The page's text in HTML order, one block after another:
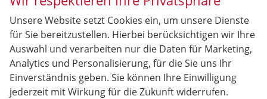
Sicherheit & Assistenz
Fahrer und Beifahrerairbag (Beifahrerairbag deaktivierbar)
vorhanden
Knieairbag Fahrerseite
vorhanden
Kopfairbag vorne und hinten
vorhanden
Seitenairbag für Fahrer und Beifahrer
vorhanden
Unsere Website setzt Cookies ein, um unsere Dienste
für Sie bereitzustellen. Hierbei berücksichtigen wir Ihre
Auswahl und verarbeiten nur die Daten für Marketing,
Analytics und Personalisierung, für die Sie uns Ihr
Einverständnis geben. Sie können Ihre Einwilligung
jederzeit mit Wirkung für die Zukunft widerrufen.